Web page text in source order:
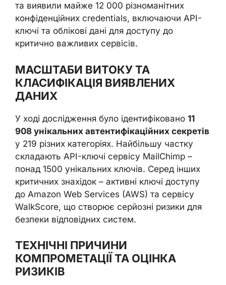
та виявили майже 12 000 різноманітних
конфіденційних credentials, включаючи API-
ключі та облікові дані для доступу до
критично важливих сервісів.
МАСШТАБИ ВИТОКУ ТА
КЛАСИФІКАЦІЯ ВИЯВЛЕНИХ
ДАНИХ
У ході дослідження було ідентифіковано 11
908 унікальних автентифікаційних секретів
у 219 різних категоріях. Найбільшу частку
складають API-ключі сервісу MailChimp –
понад 1500 унікальних ключів. Серед інших
критичних знахідок – активні ключі доступу
до Amazon Web Services (AWS) та сервісу
WalkScore, що створює серйозні ризики для
безпеки відповідних систем.
ТЕХНІЧНІ ПРИЧИНИ
КОМПРОМЕТАЦІЇ ТА ОЦІНКА
РИЗИКІВ